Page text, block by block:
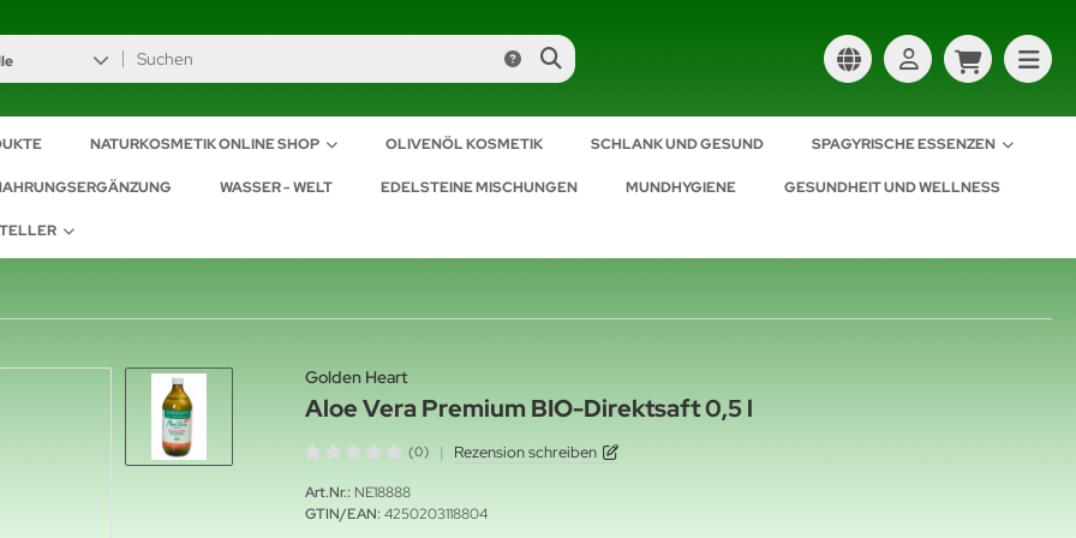
NATURKOSMETIK ONLINE SHOP OLIVENÖL KOSMETIK SCHLANK UND GESUND SPAGYRISCHE ESSENZEN
WASSER - WELT EDELSTEINE MISCHUNGEN MUNDHYGIENE GESUNDHEIT UND WELLNESS
Golden Heart
Aloe Vera Premium BIO-Direktsaft 0,5 l
(0) | Rezension schreiben
Art.Nr.: NE18888
GTIN/EAN: 4250203118804